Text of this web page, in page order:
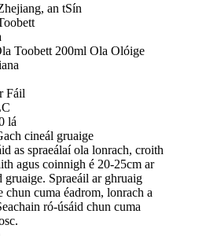
an tSín
Toobett 200ml Ola Olóige
Fáil
lá
cineál gruaige
as spraeálaí ola lonrach, croith
agus coinnigh é 20-25cm ar
gruaige. Spraeáil ar ghruaig
cuma éadrom, lonrach a
ró-úsáid chun cuma